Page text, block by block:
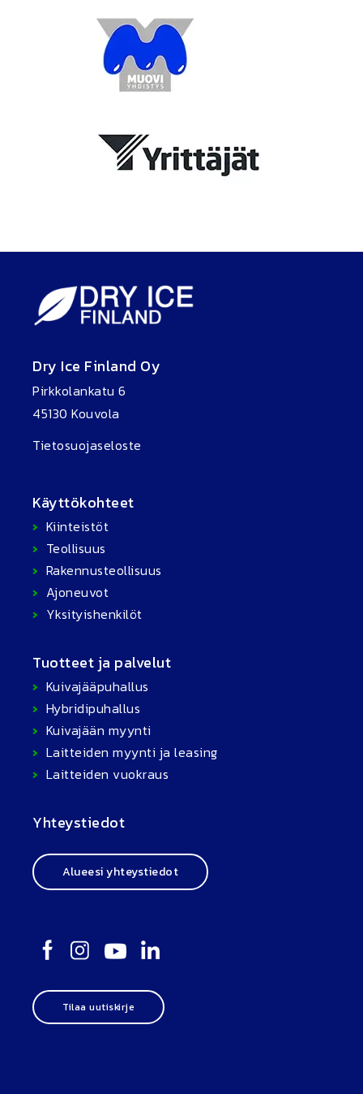
Dry Ice Finland Oy
Pirkkolankatu 6
45130 Kouvola
Tietosuojaseloste
Käyttökohteet
Kiinteistöt
Teollisuus
Rakennusteollisuus
Ajoneuvot
Yksityishenkilöt
Tuotteet ja palvelut
Kuivajääpuhallus
Hybridipuhallus
Kuivajään myynti
Laitteiden myynti ja leasing
Laitteiden vuokraus
Yhteystiedot
Alueesi yhteystiedot
Tilaa uutiskirje